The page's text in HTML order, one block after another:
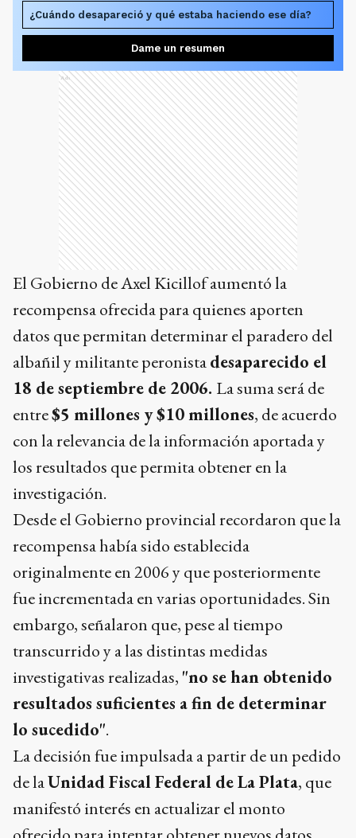
¿Cuándo desapareció y qué estaba haciendo ese día?
Dame un resumen
Ads
El Gobierno de Axel Kicillof aumentó la
recompensa ofrecida para quienes aporten
datos que permitan determinar el paradero del
albañil y militante peronistadesaparecido el
18 de septiembre de 2006. La suma será de
entre$5 millones y $10 millones, de acuerdo
con la relevancia de la información aportada y
los resultados que permita obtener en la
investigación.
Desde el Gobierno provincial recordaron que la
recompensa había sido establecida
originalmente en 2006 y que posteriormente
fue incrementada en varias oportunidades. Sin
embargo, señalaron que, pese al tiempo
transcurrido y a las distintas medidas
investigativas realizadas, "no se han obtenido
resultados suficientes a fin de determinar
lo sucedido".
La decisión fue impulsada a partir de un pedido
de laUnidad Fiscal Federal de La Plata, que
manifestó interés en actualizar el monto